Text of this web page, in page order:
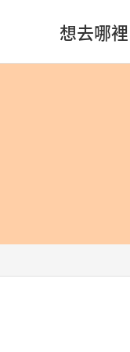
想去哪裡